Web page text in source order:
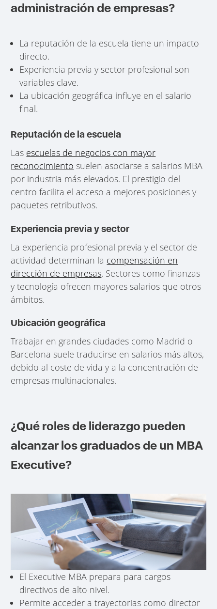
administración de empresas?
La reputación de la escuela tiene un impacto
directo.
Experiencia previa y sector profesional son
variables clave.
La ubicación geográfica influye en el salario
final.
Reputación de la escuela
Las escuelas de negocios con mayor
reconocimiento suelen asociarse a salarios MBA
por industria más elevados. El prestigio del
centro facilita el acceso a mejores posiciones y
paquetes retributivos.
Experiencia previa y sector
La experiencia profesional previa y el sector de
actividad determinan la compensación en
dirección de empresas. Sectores como finanzas
y tecnología ofrecen mayores salarios que otros
ámbitos.
Ubicación geográfica
Trabajar en grandes ciudades como Madrid o
Barcelona suele traducirse en salarios más altos,
debido al coste de vida y a la concentración de
empresas multinacionales.
¿Qué roles de liderazgo pueden
alcanzar los graduados de un MBA
Executive?
El Executive MBA prepara para cargos
directivos de alto nivel.
Permite acceder a trayectorias como director